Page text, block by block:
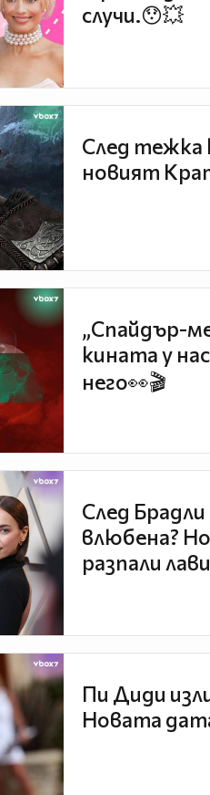
случи.😯💥
След тежка
новият
„Спайдър-
кината у
него👀🎬
След
влюбена?
разпали
Пи Диди
Новата